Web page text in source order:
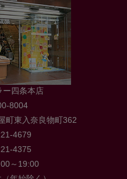
ー四条本店
8004
町東入奈良物町362
4679
4375
～19:00